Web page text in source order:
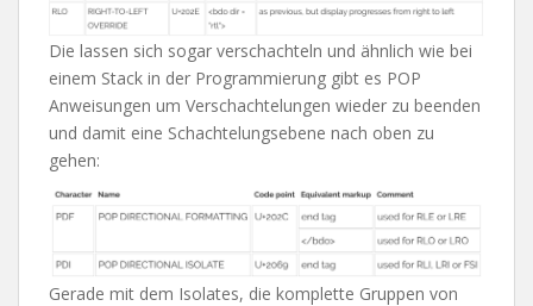
Die lassen sich sogar verschachteln und ähnlich wie bei
einem Stack in der Programmierung gibt es POP
Anweisungen um Verschachtelungen wieder zu beenden
und damit eine Schachtelungsebene nach oben zu
gehen:
Gerade mit dem Isolates, die komplette Gruppen von